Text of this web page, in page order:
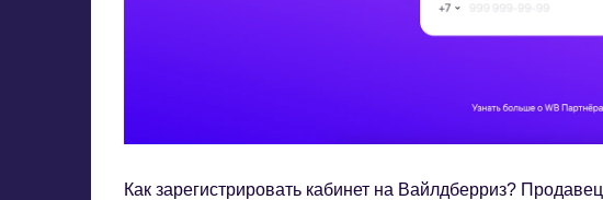
Как зарегистрировать кабинет на Вайлдберриз?